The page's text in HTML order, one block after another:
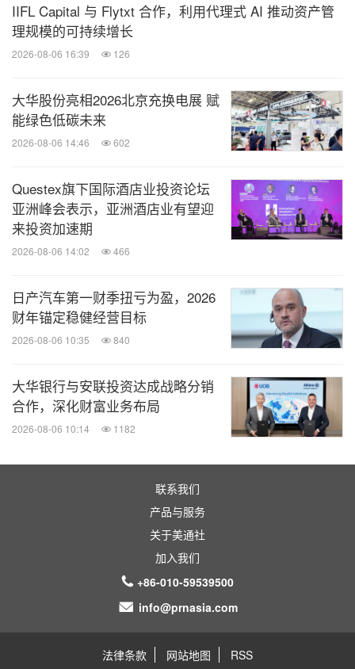
IIFL Capital 与 Flytxt 合作，利用代理式 AI 推动资产管
理规模的可持续增长
2026-08-06 16:39 126
大华股份亮相2026北京充换电展 赋
能绿色低碳未来
2026-08-06 14:46 602
Questex旗下国际酒店业投资论坛
亚洲峰会表示，亚洲酒店业有望迎
来投资加速期
2026-08-06 14:02 466
日产汽车第一财季扭亏为盈，2026
财年锚定稳健经营目标
2026-08-06 10:35 840
大华银行与安联投资达成战略分销
合作，深化财富业务布局
2026-08-06 10:14 1182
联系我们
产品与服务
关于美通社
加入我们
+86-010-59539500
info@prnasia.com
法律条款 网站地图 RSS